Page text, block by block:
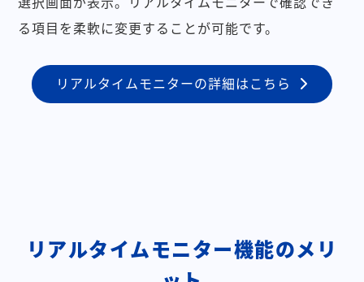
る項目を柔軟に変更することが可能です。
リアルタイムモニターの詳細はこちら
リアルタイムモニター機能のメリ